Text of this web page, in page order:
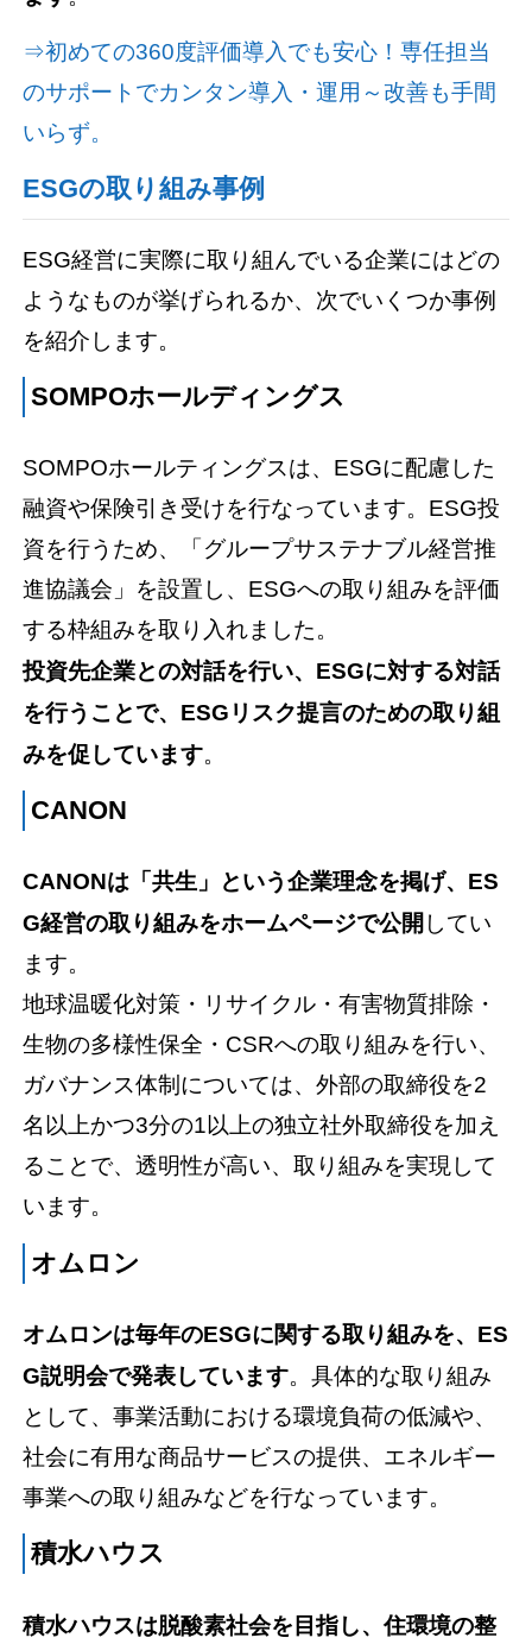
⇒初めての360度評価導入でも安心！専任担当
のサポートでカンタン導入・運用～改善も手間
いらず。
ESGの取り組み事例
ESG経営に実際に取り組んでいる企業にはどの
ようなものが挙げられるか、次でいくつか事例
を紹介します。
SOMPOホールディングス
SOMPOホールティングスは、ESGに配慮した
融資や保険引き受けを行なっています。ESG投
資を行うため、「グループサステナブル経営推
進協議会」を設置し、ESGへの取り組みを評価
する枠組みを取り入れました。
投資先企業との対話を行い、ESGに対する対話
を行うことで、ESGリスク提言のための取り組
みを促しています。
CANON
CANONは「共生」という企業理念を掲げ、ES
G経営の取り組みをホームページで公開 してい
ます。
地球温暖化対策・リサイクル・有害物質排除・
生物の多様性保全・CSRへの取り組みを行い、
ガバナンス体制については、外部の取締役を2
名以上かつ3分の1以上の独立社外取締役を加え
ることで、透明性が高い、取り組みを実現して
います。
オムロン
オムロンは毎年のESGに関する取り組みを、ES
G説明会で発表しています。具体的な取り組み
として、事業活動における環境負荷の低減や、
社会に有用な商品サービスの提供、エネルギー
事業への取り組みなどを行なっています。
積水ハウス
積水ハウスは脱酸素社会を目指し、住環境の整